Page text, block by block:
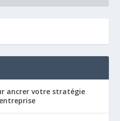
ancrer votre stratégie